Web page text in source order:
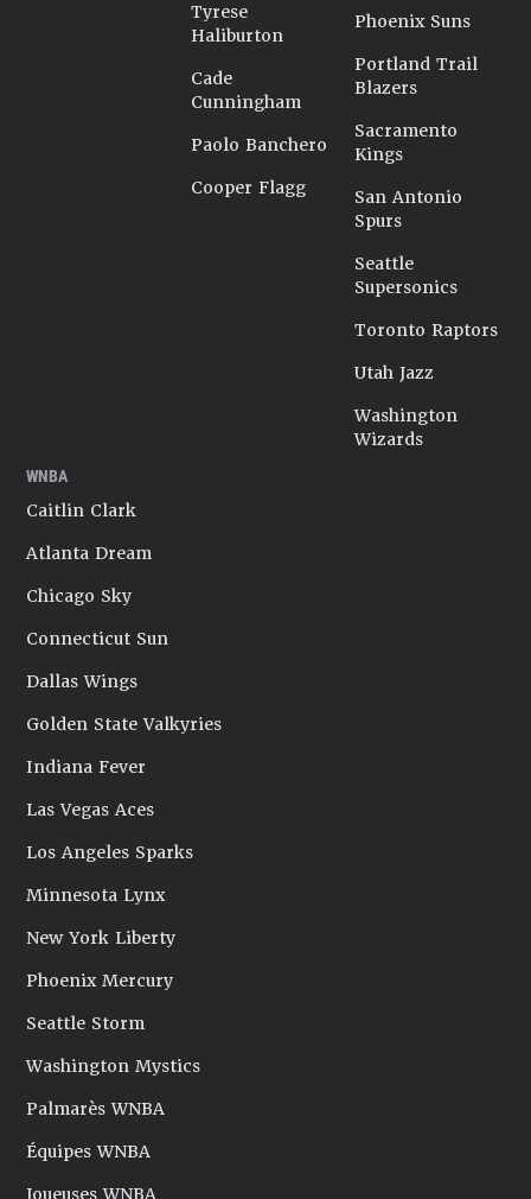
Tyrese
Haliburton
Cade
Cunningham
Paolo Banchero
Cooper Flagg
Phoenix Suns
Portland Trail
Blazers
Sacramento
Kings
San Antonio
Spurs
Seattle
Supersonics
Toronto Raptors
Utah Jazz
Washington
Wizards
WNBA
Caitlin Clark
Atlanta Dream
Chicago Sky
Connecticut Sun
Dallas Wings
Golden State Valkyries
Indiana Fever
Las Vegas Aces
Los Angeles Sparks
Minnesota Lynx
New York Liberty
Phoenix Mercury
Seattle Storm
Washington Mystics
Palmarès WNBA
Équipes WNBA
Joueuses WNBA